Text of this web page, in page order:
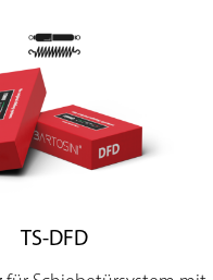
TS-DFD